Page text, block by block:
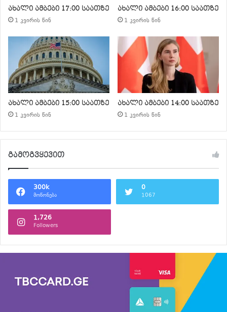
ახალი ამბები 17:00 საათზე
1 კვირის წინ
ახალი ამბები 16:00 საათზე
1 კვირის წინ
ახალი ამბები 15:00 საათზე
1 კვირის წინ
ახალი ამბები 14:00 საათზე
1 კვირის წინ
გამოგვყევით
300k
მოწონება
0
1067
1,726
Followers